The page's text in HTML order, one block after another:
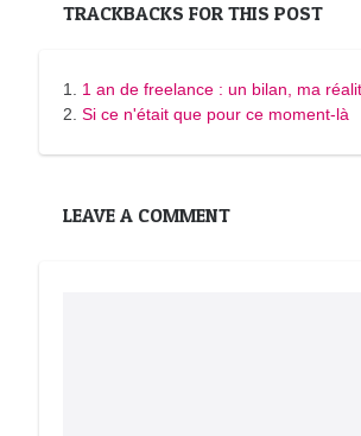
TRACKBACKS FOR THIS POST
1 an de freelance : un bilan, ma
Si ce n'était que pour ce moment-là
LEAVE A COMMENT